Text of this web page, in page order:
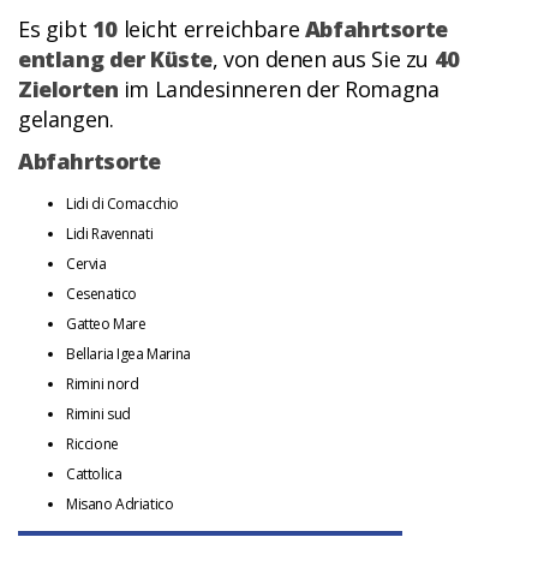
Es gibt 10 leicht erreichbare Abfahrtsorte
entlang der Küste, von denen aus Sie zu 40
Zielorten im Landesinneren der Romagna
gelangen.
Abfahrtsorte
Lidi di Comacchio
Lidi Ravennati
Cervia
Cesenatico
Gatteo Mare
Bellaria Igea Marina
Rimini nord
Rimini sud
Riccione
Cattolica
Misano Adriatico